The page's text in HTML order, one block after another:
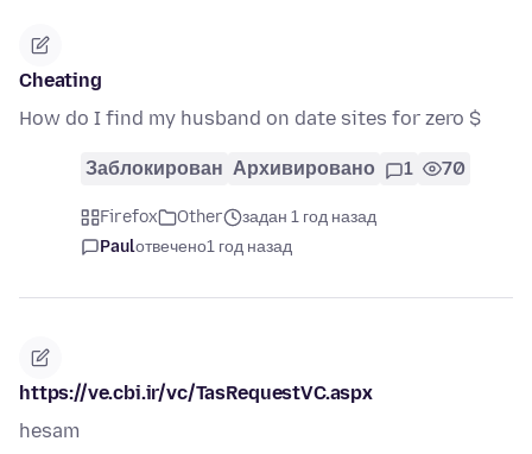
Cheating
How do I find my husband on date sites for zero $
Заблокирован Архивировано 1 70
Firefox Other
задан 1 год назад
Paulотвечено1 год назад
https://ve.cbi.ir/vc/TasRequestVC.aspx
hesam